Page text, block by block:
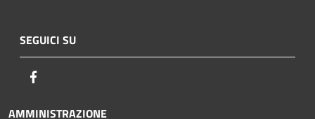
SEGUICI SU
AMMINISTRAZIONE